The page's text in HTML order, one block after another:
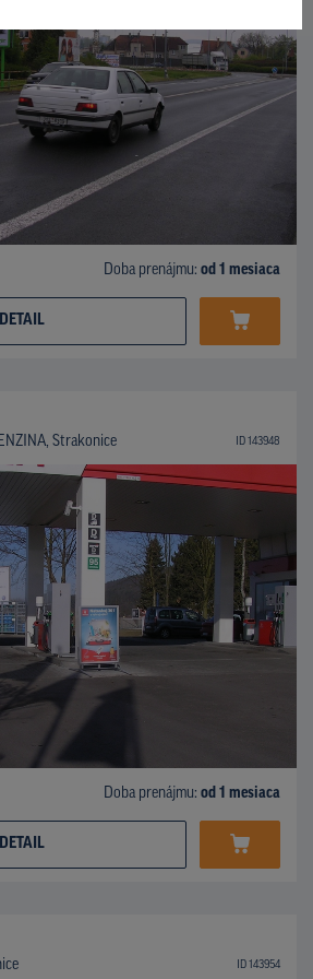
Doba prenájmu: od 1 mesiaca
DETAIL
Strakonice ID 143948
Doba prenájmu: od 1 mesiaca
DETAIL
ID 143954